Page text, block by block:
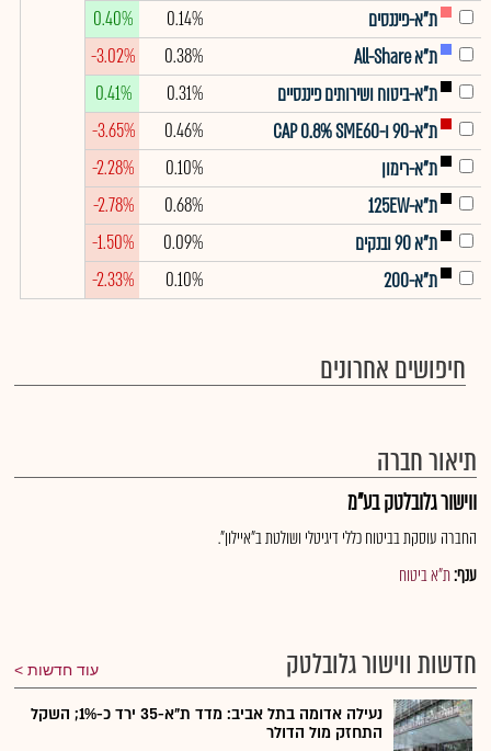
ת"א-פיננסים
0.14%
0.40%
ת"א All-Share
0.38%
-3.02%
ת"א-ביטוח ושירותים פיננסיים
0.31%
0.41%
ת"א-90 ו-CAP 0.8% SME60
0.46%
-3.65%
ת"א-רימון
0.10%
-2.28%
ת"א-125EW
0.68%
-2.78%
ת"א 90 ובנקים
0.09%
-1.50%
ת"א-200
0.10%
-2.33%
חיפושים אחרונים
תיאור חברה
ווישור גלובלטק בע"מ
החברה עוסקת בביטוח כללי דיגיטלי ושולטת ב"איילון".
ענף:ת"א ביטוח
חדשות ווישור גלובלטק עוד חדשות
נעילה אדומה בתל אביב: מדד ת"א-35 ירד כ-1%; השקל
התחזק מול הדולר